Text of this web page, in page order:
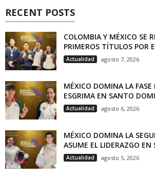
RECENT POSTS
COLOMBIA Y MÉXICO SE
PRIMEROS TÍTULOS POR
Actualidad agosto 7, 2026
MÉXICO DOMINA LA
ESGRIMA EN SANTO
Actualidad agosto 6, 2026
MÉXICO DOMINA LA
ASUME EL LIDERAZGO EN
Actualidad agosto 5, 2026